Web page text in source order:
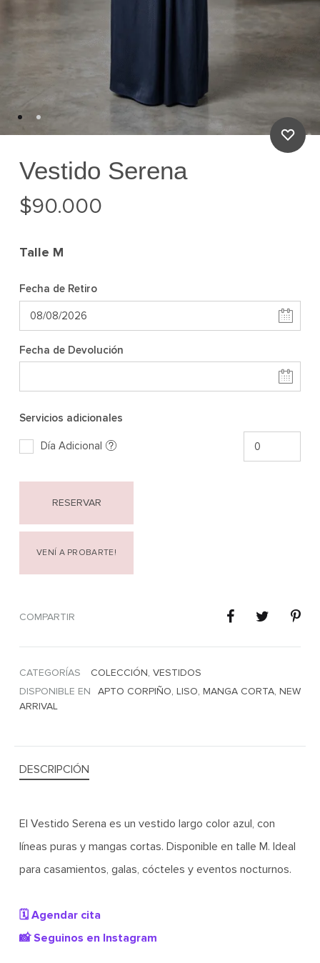
Vestido Serena
$90.000
Talle M
Fecha de Retiro
Fecha de Devolución
Servicios adicionales
Día Adicional
RESERVAR
VENÍ A PROBARTE!
COMPARTIR
CATEGORÍAS COLECCIÓN, VESTIDOS
DISPONIBLE EN
APTO CORPIÑO, LISO, MANGA CORTA, NEW
ARRIVAL
DESCRIPCIÓN
El Vestido Serena es un vestido largo color azul, con
líneas puras y mangas cortas. Disponible en talle M. Ideal
para casamientos, galas, cócteles y eventos nocturnos.
🗓️ Agendar cita
📸 Seguinos en Instagram